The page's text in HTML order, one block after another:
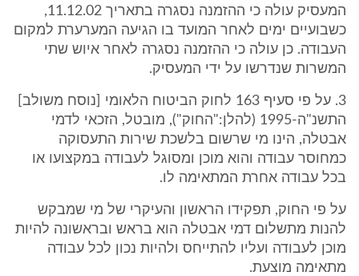
המעסיק עולה כי ההזמנה נסגרה בתאריך 11.12.02,
כשבועיים ימים לאחר המועד בו הגיעה המערערת למקום
העבודה. כן עולה כי ההזמנה נסגרה לאחר איוש שתי
המשרות שנדרשו על ידי המעסיק.
3. על פי סעיף 163 לחוק הביטוח הלאומי [נוסח משולב]
התשנ"ה-1995 (להלן:"החוק"), מובטל, הזכאי לדמי
אבטלה, הינו מי שרשום בלשכת שירות התעסוקה
כמחוסר עבודה והוא מוכן ומסוגל לעבודה במקצועו או
בכל עבודה אחרת המתאימה לו.
על פי החוק, תפקידו הראשון והעיקרי של מי שמבקש
להנות מתשלום דמי אבטלה הוא בראש ובראשונה להיות
מוכן לעבודה ועליו להתייחס ולהיות נכון לכל עבודה
מתאימה מוצעת.